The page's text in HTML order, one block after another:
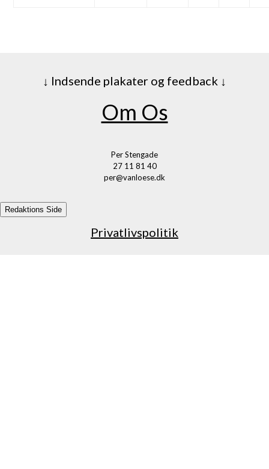
↓ Indsende plakater og feedback ↓
Om Os
Per Stengade
27 11 81 40
per@vanloese.dk
Redaktions Side
Privatlivspolitik